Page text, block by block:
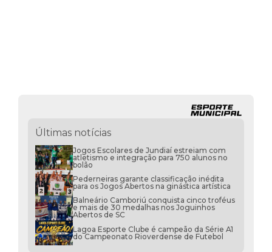
Últimas notícias
Jogos Escolares de Jundiaí estreiam com
atletismo e integração para 750 alunos no
bolão
Pederneiras garante classificação inédita
para os Jogos Abertos na ginástica artística
Balneário Camboriú conquista cinco troféus
e mais de 30 medalhas nos Joguinhos
Abertos de SC
Lagoa Esporte Clube é campeão da Série A1
do Campeonato Rioverdense de Futebol